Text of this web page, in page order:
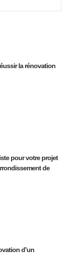
la rénovation
pour votre projet
de
d’un